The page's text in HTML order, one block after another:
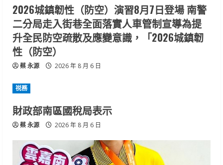
2026城鎮韌性（防空）演習8月7日登場 南警
二分局走入街巷全面落實人車管制宣導為提
升全民防空疏散及應變意識，「2026城鎮韌
性（防空）
蔡 永源 2026 年 8 月 6 日
祱務
財政部南區國稅局表示
蔡 永源 2026 年 8 月 6 日